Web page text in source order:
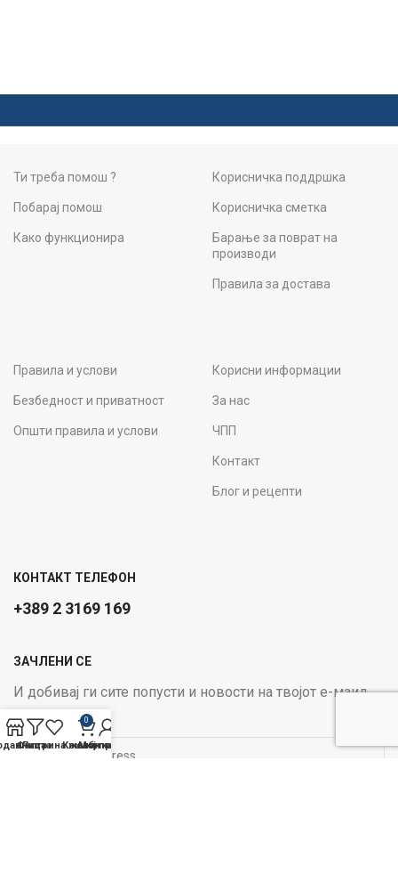
Ти треба помош ?
Побарај помош
Како функционира
Корисничка поддршка
Корисничка сметка
Барање за поврат на
производи
Правила за достава
Правила и услови
Безбедност и приватност
Општи правила и услови
Корисни информации
За нас
ЧПП
Контакт
Блог и рецепти
КОНТАКТ ТЕЛЕФОН
+389 2 3169 169
ЗАЧЛЕНИ СЕ
И добивај ги сите попусти и новости на твојот е-маил
Email address:
Филтри
Листа на желби
0
Кошничка
Мој профил